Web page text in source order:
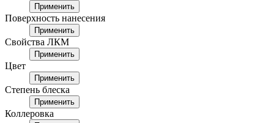
Применить
Поверхность нанесения
Применить
Свойства ЛКМ
Применить
Цвет
Применить
Степень блеска
Применить
Коллеровка